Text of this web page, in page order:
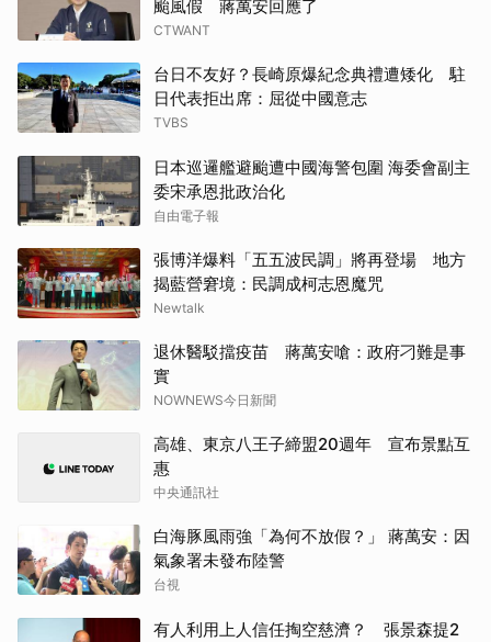
颱風假 蔣萬安回應了
CTWANT
台日不友好？長崎原爆紀念典禮遭矮化 駐
日代表拒出席：屈從中國意志
TVBS
日本巡邏艦避颱遭中國海警包圍 海委會副主
委宋承恩批政治化
自由電子報
張博洋爆料「五五波民調」將再登場 地方
揭藍營窘境：民調成柯志恩魔咒
Newtalk
退休醫駁擋疫苗 蔣萬安嗆：政府刁難是事
實
NOWNEWS今日新聞
高雄、東京八王子締盟20週年 宣布景點互
惠
中央通訊社
白海豚風雨強「為何不放假？」 蔣萬安：因
氣象署未發布陸警
台視
有人利用上人信任掏空慈濟？ 張景森提2